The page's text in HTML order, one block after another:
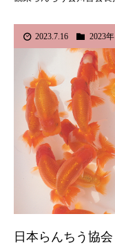
2023.7.16 2023年
日本らんちう